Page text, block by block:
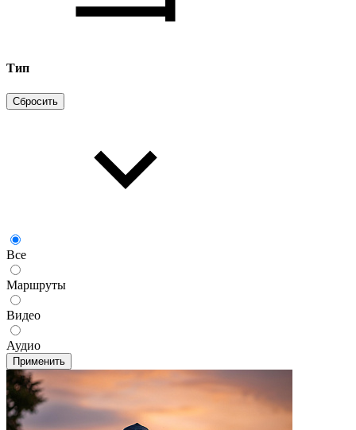
Тип
Сбросить
Все
Маршруты
Видео
Аудио
Применить